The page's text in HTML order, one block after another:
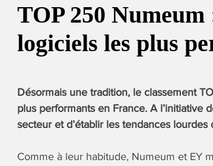
TOP 250
logiciels les plus
Désormais une tradition, le classement
plus performants en France. A l’initiative
secteur et d’établir les tendances lourdes
Comme à leur habitude, Numeum et EY